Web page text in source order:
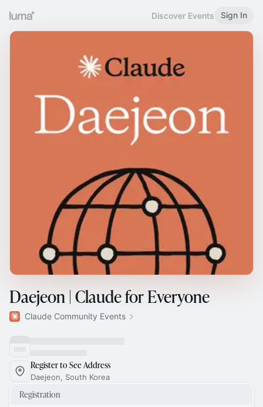
Discover Events Sign In
Daejeon | Claude for Everyone
Claude Community Events
Register to See Address
Daejeon, South Korea
Registration